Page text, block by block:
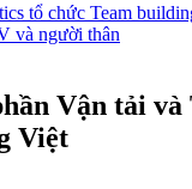
tổ chức Team
và người thân
Vận tải và
Việt